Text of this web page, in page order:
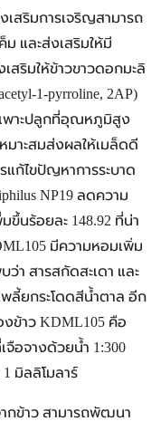
สริมการเจริญสามารถ
และส่งเสริมให้มี
สริมให้ข้าวขาวดอกมะลิ
1-pyrroline, 2AP)
เพาะปลูกที่อุณหภูมิสูง
มาะสมส่งผลให้เมล็ดดี
ก้ไขปัญหาการระบาด
NP19 ลดความ
ขึ้นร้อยละ 148.92 ที่น่า
มีความหอมเพิ่ม
ว่า สารสกัดสะเดา และ
ลี้ยกระโดดสีน้ำตาล อีก
ข้าว KDML105 คือ
อจางด้วยน้ำ 1:300
1 มิลลิโมลาร์
ข้าว สามารถพัฒนา